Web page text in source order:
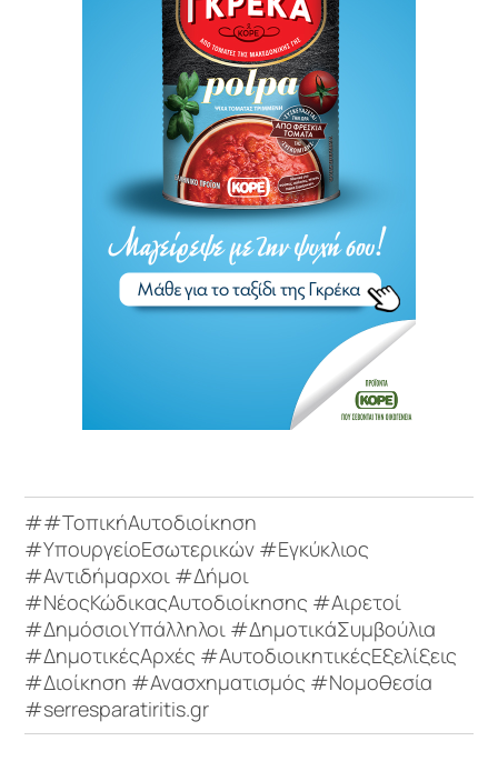
##ΤοπικήΑυτοδιοίκηση
#ΥπουργείοΕσωτερικών #Εγκύκλιος
#Αντιδήμαρχοι #Δήμοι
#ΝέοςΚώδικαςΑυτοδιοίκησης #Αιρετοί
#ΔημόσιοιΥπάλληλοι #ΔημοτικάΣυμβούλια
#ΔημοτικέςΑρχές #ΑυτοδιοικητικέςΕξελίξεις
#Διοίκηση #Ανασχηματισμός #Νομοθεσία
#serresparatiritis.gr